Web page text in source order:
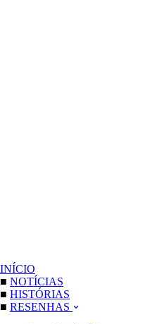
INÍCIO
■ NOTÍCIAS
■ HISTÓRIAS
■ RESENHAS